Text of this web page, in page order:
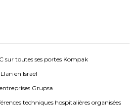
sur toutes ses portes Kompak
en Israël
Grupsa
techniques hospitalières organisées